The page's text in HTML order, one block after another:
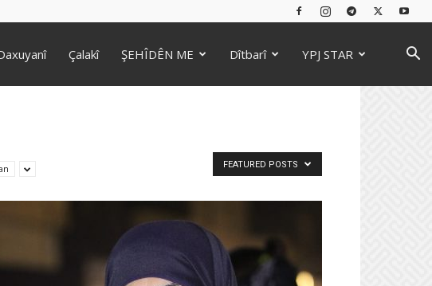
Çalakî ŞEHÎDÊN ME Dîtbarî YPJ STAR
FEATURED POSTS